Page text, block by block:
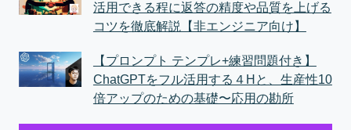
活用できる程に返答の精度や品質を上げる
コツを徹底解説【非エンジニア向け】
【プロンプト テンプレ+練習問題付き】
ChatGPTをフル活用する４Hと、生産性10
倍アップのための基礎〜応用の勘所